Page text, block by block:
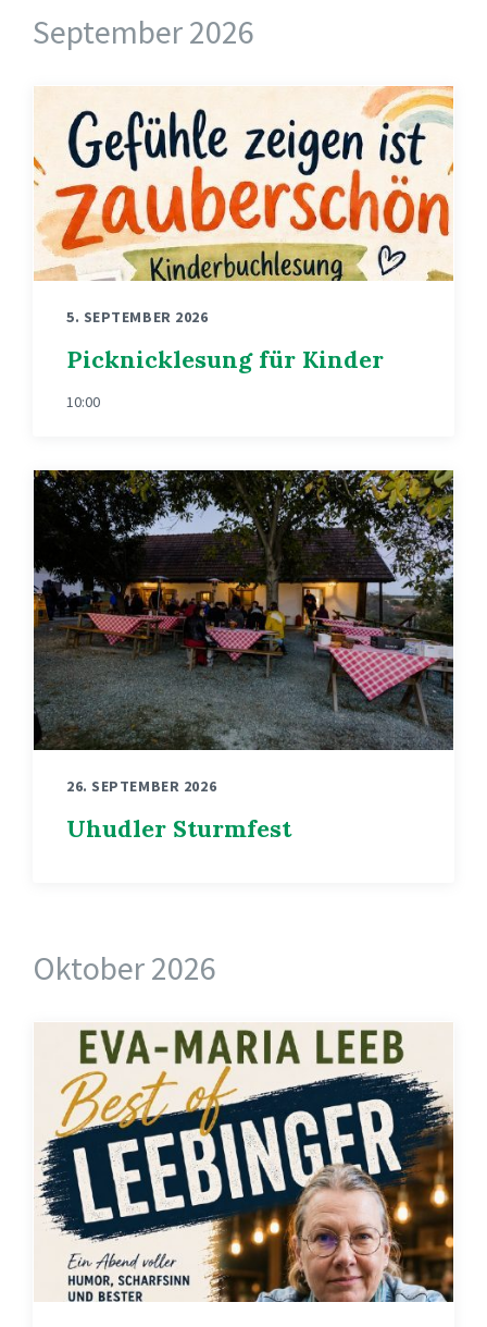
September 2026
5. SEPTEMBER 2026
Picknicklesung für Kinder
10:00
26. SEPTEMBER 2026
Uhudler Sturmfest
Oktober 2026